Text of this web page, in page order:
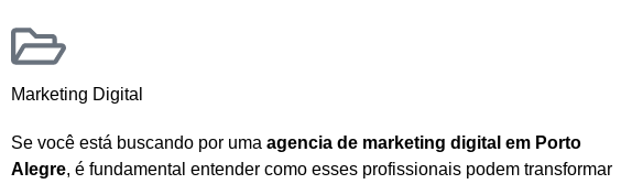
Marketing Digital
Se você está buscando por uma agencia de marketing digital em Porto
Alegre, é fundamental entender como esses profissionais podem transformar